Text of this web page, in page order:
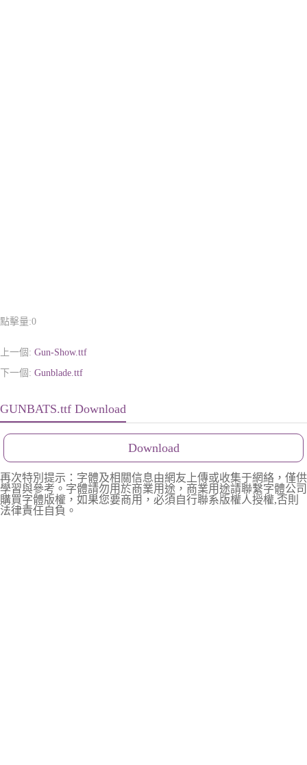
點擊量:0
上一個: Gun-Show.ttf
下一個: Gunblade.ttf
GUNBATS.ttf Download
Download
再次特別提示：字體及相關信息由網友上傳或收集于網絡，僅供
學習與參考。字體請勿用於商業用途，商業用途請聯繫字體公司
購買字體版權，如果您要商用，必須自行聯系版權人授權,否則
法律責任自負。